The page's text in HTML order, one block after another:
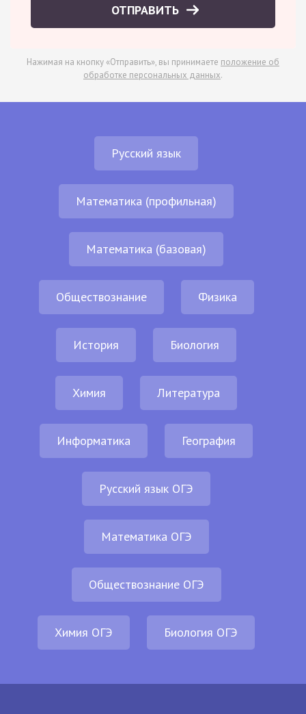
ОТПРАВИТЬ
Нажимая на кнопку «Отправить», вы принимаете положение об
обработке персональных данных.
Русский язык
Математика (профильная)
Математика (базовая)
Обществознание Физика
История Биология
Химия Литература
Информатика География
Русский язык ОГЭ
Математика ОГЭ
Обществознание ОГЭ
Химия ОГЭ Биология ОГЭ